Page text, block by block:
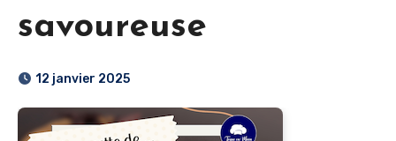
savoureuse
12 janvier 2025